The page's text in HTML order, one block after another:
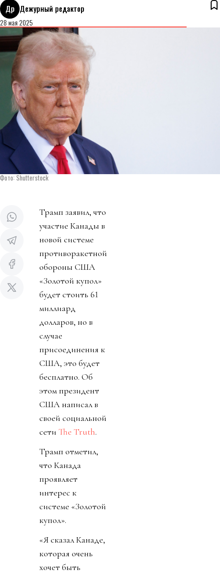
Др Дежурный редактор
28 мая 2025
Фото: Shutterstock
Трамп заявил, что
участие Канады в
новой системе
противоракетной
обороны США
«Золотой купол»
будет стоить 61
миллиард
долларов, но в
случае
присоединения к
США, это будет
бесплатно. Об
этом президент
США написал в
своей социальной
сети The Truth.
Трамп отметил,
что Канада
проявляет
интерес к
системе «Золотой
купол».
«Я сказал Канаде,
которая очень
хочет быть